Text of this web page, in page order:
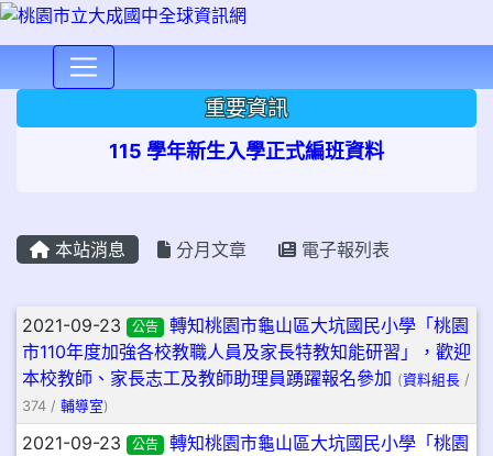
重要資訊
115 學年新生入學正式編班資料
本站消息 分月文章 電子報列表
文章列表
2021-09-23 公告
轉知桃園市龜山區大坑國民小學「桃園
市110年度加強各校教職人員及家長特教知能研習」，歡迎
本校教師、家長志工及教師助理員踴躍報名參加 (資料組長 /
374 / 輔導室)
2021-09-23 公告
轉知桃園市龜山區大坑國民小學「桃園